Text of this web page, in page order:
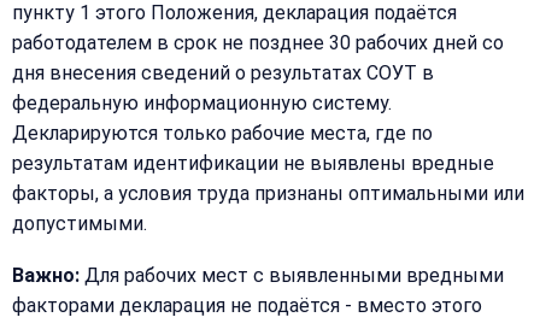
Закрыть
пункту 1 этого Положения, декларация подаётся
работодателем в срок не позднее 30 рабочих дней со
дня внесения сведений о результатах СОУТ в
федеральную информационную систему.
Декларируются только рабочие места, где по
результатам идентификации не выявлены вредные
факторы, а условия труда признаны оптимальными или
допустимыми.
Важно: Для рабочих мест с выявленными вредными
факторами декларация не подаётся - вместо этого